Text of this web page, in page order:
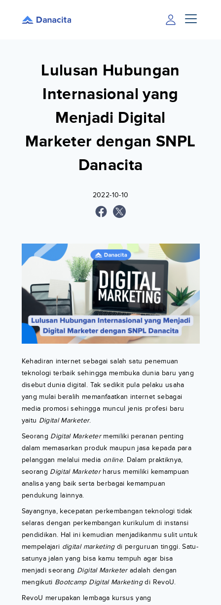
Lulusan Hubungan
Internasional yang
Menjadi Digital
Marketer dengan SNPL
Danacita
2022-10-10
Kehadiran internet sebagai salah satu penemuan
teknologi terbaik sehingga membuka dunia baru yang
disebut dunia digital. Tak sedikit pula pelaku usaha
yang mulai beralih memanfaatkan internet sebagai
media promosi sehingga muncul jenis profesi baru
yaitu Digital Marketer.
Seorang Digital Marketermemiliki peranan penting
dalam memasarkan produk maupun jasa kepada para
pelanggan melalui media online. Dalam praktiknya,
seorang Digital Marketerharus memiliki kemampuan
analisa yang baik serta berbagai kemampuan
pendukung lainnya.
Sayangnya, kecepatan perkembangan teknologi tidak
selaras dengan perkembangan kurikulum di instansi
pendidikan. Hal ini kemudian menjadikanmu sulit untuk
mempelajari digital marketingdi perguruan tinggi. Satu-
satunya jalan yang bisa kamu tempuh agar bisa
menjadi seorang Digital Marketeradalah dengan
mengikuti Bootcamp Digital Marketingdi RevoU.
RevoU merupakan lembaga kursus yang